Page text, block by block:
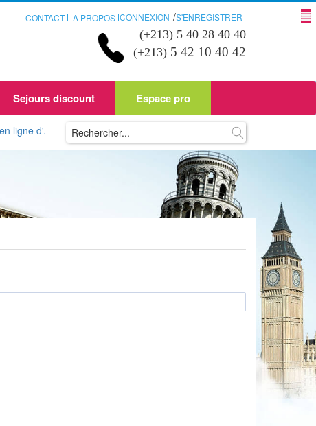
CONNEXION /S'ENREGISTRER
CONTACT A PROPOS
(+213) 5 40 28 40 40
(+213) 5 42 10 40 42
Sejours discount Espace pro
ou d'ailleurs sur Nreservi.com ? Plusieurs d'entre vous ont peut